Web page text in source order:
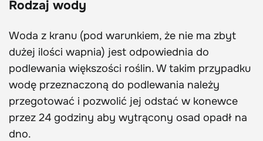
Rodzaj wody
Woda z kranu (pod warunkiem, że nie ma zbyt
dużej ilości wapnia) jest odpowiednia do
podlewania większości roślin. W takim przypadku
wodę przeznaczoną do podlewania należy
przegotować i pozwolić jej odstać w konewce
przez 24 godziny aby wytrącony osad opadł na
dno.